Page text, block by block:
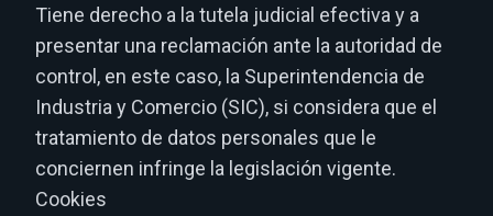
Tiene derecho a la tutela judicial efectiva y a
presentar una reclamación ante la autoridad de
control, en este caso, la Superintendencia de
Industria y Comercio (SIC), si considera que el
tratamiento de datos personales que le
conciernen infringe la legislación vigente.
Cookies